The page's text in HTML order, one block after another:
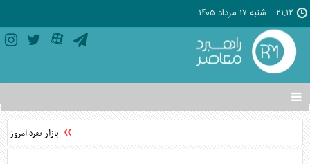
۲۱:۱۲ شنبه ۱۷ مرداد ۱۴۰۵
تغییر
وضعیت
منوی
ها
بازار نقره